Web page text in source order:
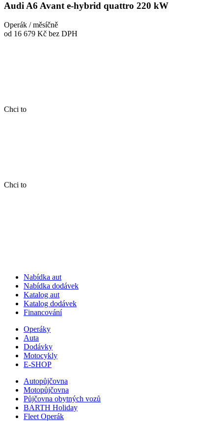
Audi A6 Avant e-hybrid quattro 220 kW
Operák / měsíčně
od 16 679 Kč bez DPH
Chci to
Chci to
Nabídka aut
Nabídka dodávek
Katalog aut
Katalog dodávek
Financování
Operáky
Auta
Dodávky
Motocykly
E-SHOP
Autopůjčovna
Motopůjčovna
Půjčovna obytných vozů
BARTH Holiday
Fleet Operák